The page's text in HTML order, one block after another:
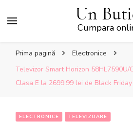
Un
Cumpara
Prima pagină
Electronice
Televizor Smart Horizon 58HL7590U/
Clasa E la 2699.99 lei de Black Friday
ELECTRONICE TELEVIZOARE